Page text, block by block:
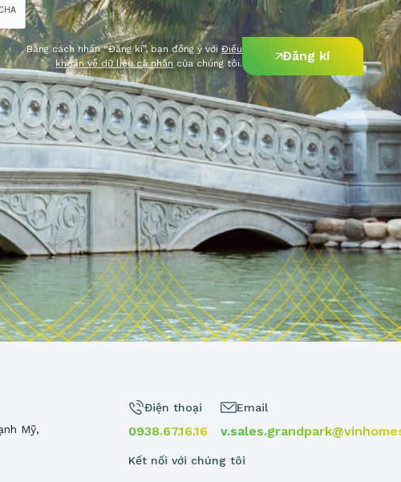
Bằng cách nhấn “Đăng kí”, bạn đồng ý vớiĐiều
khoản về dữ liệu cá nhân của chúng tôi. Đăng kí
Mỹ,
Điện thoại
0938.67.16.16
Email
Kết nối với chúng tôi